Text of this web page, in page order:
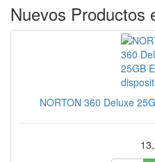
Nuevos Productos
NORTON 360 Deluxe